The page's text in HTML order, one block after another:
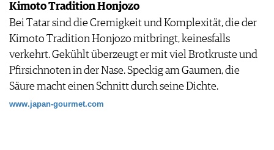
Kimoto Tradition Honjozo
Bei Tatar sind die Cremigkeit und Komplexität, die der
Kimoto Tradition Honjozo mitbringt, keinesfalls
verkehrt. Gekühlt überzeugt er mit viel Brotkruste und
Pfirsichnoten in der Nase. Speckig am Gaumen, die
Säure macht einen Schnitt durch seine Dichte.
www.japan-gourmet.com